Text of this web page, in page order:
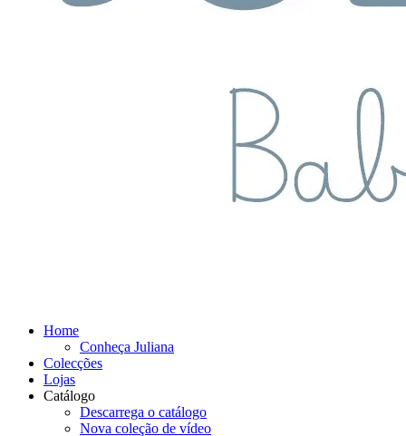
Home
Conheça Juliana
Colecções
Lojas
Catálogo
Descarrega o catálogo
Nova coleção de vídeo